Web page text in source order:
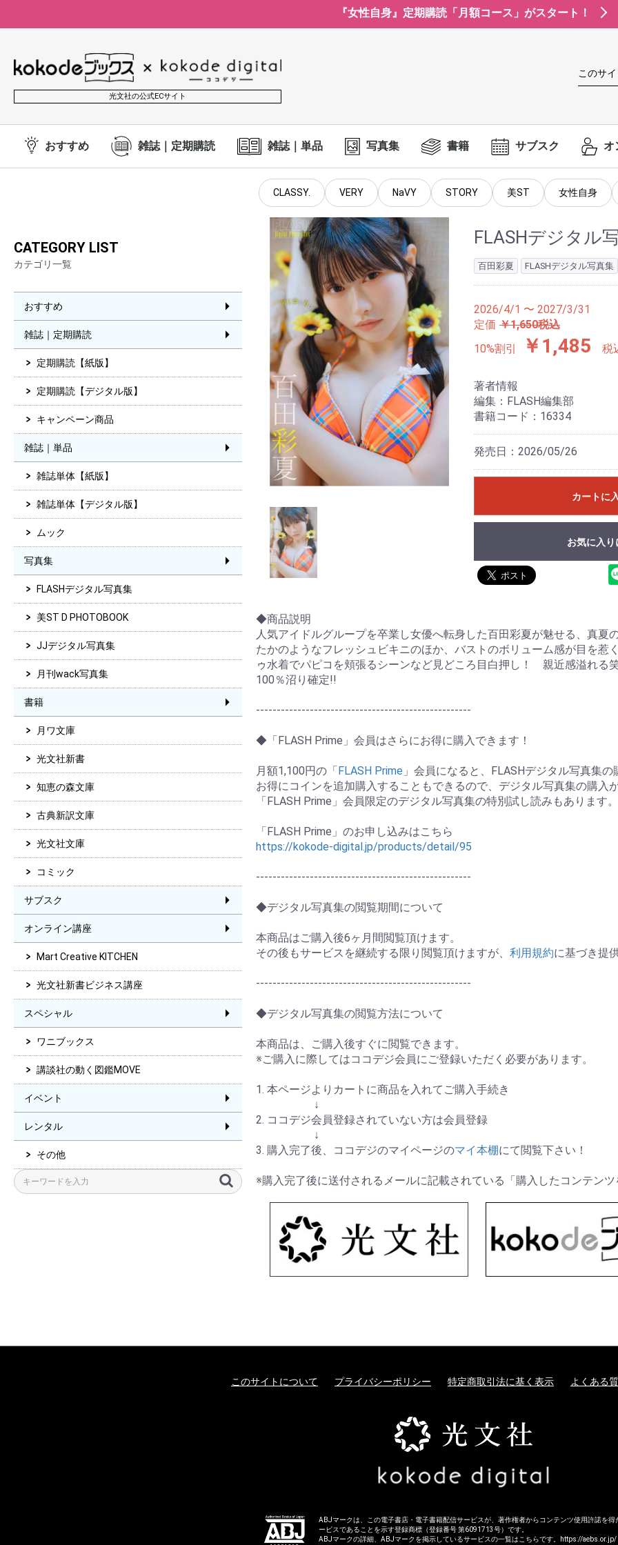
『女性自身』定期購読「月額コース」がスタート！
光文社の公式ECサイト
このサ
おすすめ 雑誌｜定期購読 雑誌｜単品 写真集 書籍 サブスク オ
CLASSY. VERY NaVY STORY 美ST 女性自身
CATEGORY LIST
カテゴリ一覧
おすすめ
雑誌｜定期購読
定期購読【紙版】
定期購読【デジタル版】
キャンペーン商品
雑誌｜単品
雑誌単体【紙版】
雑誌単体【デジタル版】
ムック
写真集
FLASHデジタル写真集
美ST D PHOTOBOOK
JJデジタル写真集
月刊wack写真集
書籍
月ワ文庫
光文社新書
知恵の森文庫
古典新訳文庫
光文社文庫
コミック
サブスク
オンライン講座
Mart Creative KITCHEN
光文社新書ビジネス講座
スペシャル
ワニブックス
講談社の動く図鑑MOVE
イベント
レンタル
その他
FLASHデジタ
百田彩夏 FLASHデジタル写真集
2026/4/1 〜 2027/3/31
定価 ￥1,650税込
10%割引
￥1,485 税
著者情報
編集：FLASH編集部
書籍コード：16334
発売日：2026/05/26
カートに
お買い物を続ける
お気に入り
◆商品説明
人気アイドルグループを卒業し女優へ転身した百田彩夏が魅せる、真
たかのようなフレッシュビキニのほか、バストのボリューム感が目を惹
ゥ水着でパピコを頬張るシーンなど見どころ目白押し！ 親近感溢れる
100％沼り確定!!
----------------------------------------------------
◆「FLASH Prime」会員はさらにお得に購入できます！
月額1,100円の「FLASH Prime 」会員になると、FLASHデジタル写真集
お得にコインを追加購入することもできるので、デジタル写真集の購入
「FLASH Prime」会員限定のデジタル写真集の特別試し読みもあります。
「FLASH Prime」のお申し込みはこちら
https://kokode-digital.jp/products/detail/95
----------------------------------------------------
◆デジタル写真集の閲覧期間について
本商品はご購入後6ヶ月間閲覧頂けます。
その後もサービスを継続する限り閲覧頂けますが、 利用規約に基づき提
----------------------------------------------------
◆デジタル写真集の閲覧方法について
本商品は、ご購入後すぐに閲覧できます。
※ご購入に際してはココデジ会員にご登録いただく必要があります。
1. 本ページよりカートに商品を入れてご購入手続き
↓
2. ココデジ会員登録されていない方は会員登録
↓
3. 購入完了後、ココデジのマイページのマイ本棚にて閲覧下さい！
※購入完了後に送付されるメールに記載されている「購入したコンテン
このサイトについて プライバシーポリシー 特定商取引法に基く表示 よくある
ABJマークは、この電子書店・電子書籍配信サービスが、著作権者からコンテンツ使用許諾を得
ービスであることを示す登録商標（登録番号 第6091713号）です。
ABJマークの詳細、ABJマークを掲示しているサービスの一覧はこちらです。
https://aebs.or.jp/